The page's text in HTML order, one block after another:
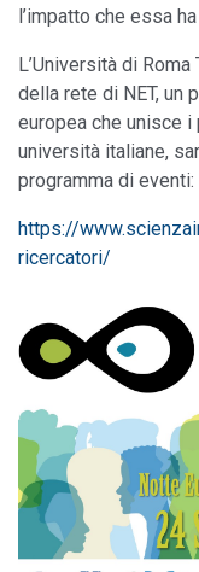
l’impatto che essa
L’Università di
della rete di NET, un
europea che unisce
università italiane,
programma di eventi:
https://
ricercatori/